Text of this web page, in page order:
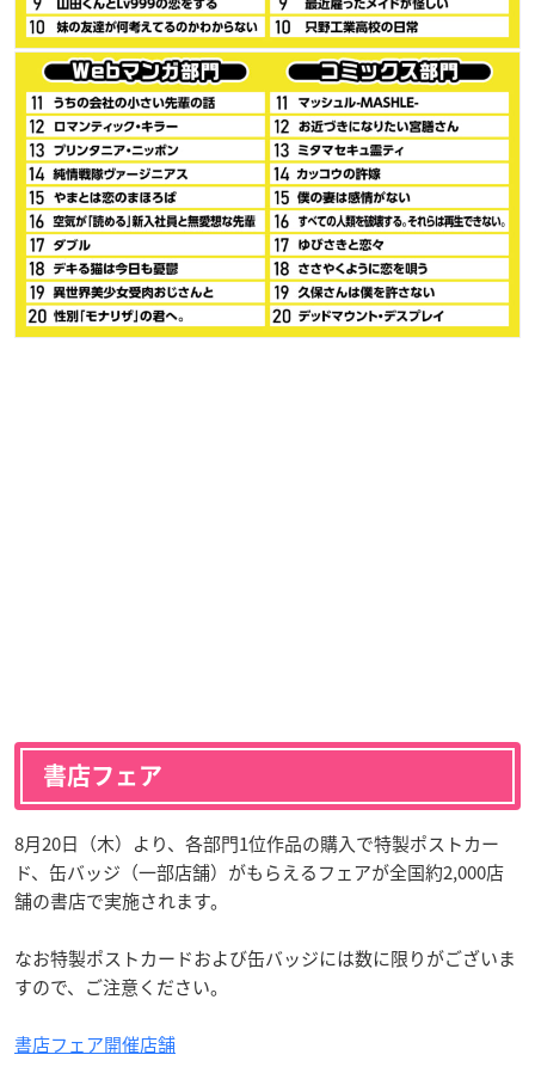
書店フェア
8月20日（木）より、各部門1位作品の購入で特製ポストカー
ド、缶バッジ（一部店舗）がもらえるフェアが全国約2,000店
舗の書店で実施されます。
なお特製ポストカードおよび缶バッジには数に限りがございま
すので、ご注意ください。
書店フェア開催店舗